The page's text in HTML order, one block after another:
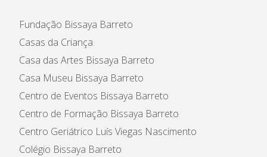
Fundação Bissaya Barreto
Casas da Criança
Casa das Artes Bissaya Barreto
Casa Museu Bissaya Barreto
Centro de Eventos Bissaya Barreto
Centro de Formação Bissaya Barreto
Centro Geriátrico Luís Viegas Nascimento
Colégio Bissaya Barreto